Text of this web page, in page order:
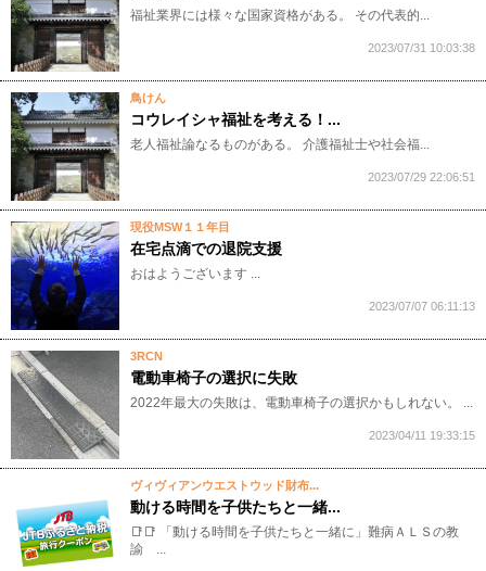
福祉業界には様々な国家資格がある。 その代表的...
2023/07/31 10:03:38
鳥けん
コウレイシャ福祉を考える！...
老人福祉論なるものがある。 介護福祉士や社会福...
2023/07/29 22:06:51
現役MSW１１年目
在宅点滴での退院支援
​​​​​​​​​​おはようございます ...
2023/07/07 06:11:13
3RCN
電動車椅子の選択に失敗
2022年最大の失敗は、電動車椅子の選択かもしれない。 ...
2023/04/11 19:33:15
ヴィヴィアンウエストウッド財布...
動ける時間を子供たちと一緒...
📑📑 「動ける時間を子供たちと一緒に」難病ＡＬＳの教
諭 ...